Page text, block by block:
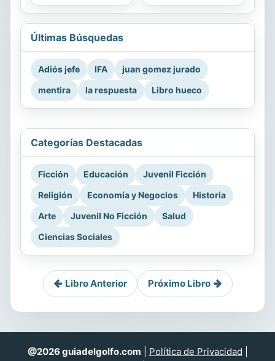
Últimas Búsquedas
Adiós jefe IFA
juan gomez jurado
mentira
la respuesta Libro hueco
Categorías Destacadas
Ficción Educación
Juvenil Ficción
Religión
Economía y Negocios
Historia
Arte
Juvenil No Ficción
Salud
Ciencias Sociales
Libro Anterior Próximo Libro
@2026 guiadelgolfo.com Política de Privacidad